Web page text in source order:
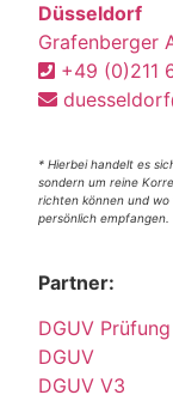
Düsseldorf
Grafenberger
+49 (0)211
* Hierbei handelt es
sondern um reine
richten können und
persönlich empfangen.
Partner:
DGUV Prüfung
DGUV
DGUV V3